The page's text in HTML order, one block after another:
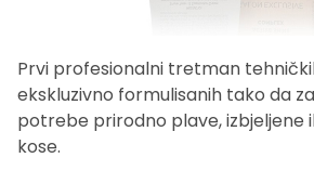
Prvi profesionalni tretman
ekskluzivno formulisanih tako da
potrebe prirodno plave, izbjeljene
kose.